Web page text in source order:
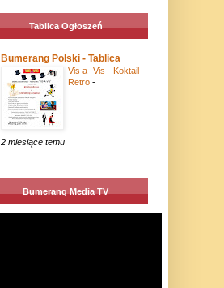
Tablica Ogłoszeń
Bumerang Polski - Tablica
Vis a -Vis - Koktail
Retro -
2 miesiące temu
Bumerang Media TV